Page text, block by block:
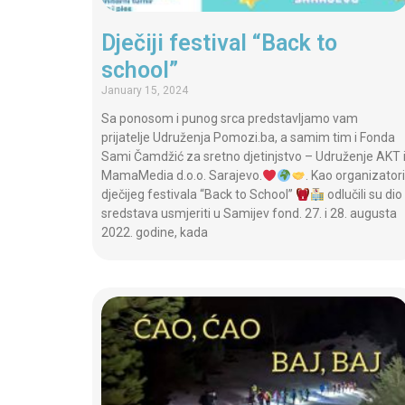
Dječiji festival “Back to
school”
January 15, 2024
Sa ponosom i punog srca predstavljamo vam
prijatelje Udruženja Pomozi.ba, a samim tim i Fonda
Sami Čamdžić za sretno djetinjstvo – Udruženje AKT i
MamaMedia d.o.o. Sarajevo.
. Kao organizatori
dječijeg festivala “Back to School”
odlučili su dio
sredstava usmjeriti u Samijev fond. 27. i 28. augusta
2022. godine, kada